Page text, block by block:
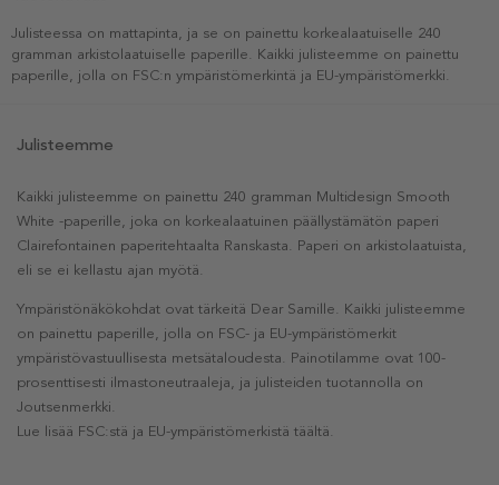
Julisteessa on mattapinta, ja se on painettu korkealaatuiselle 240
gramman arkistolaatuiselle paperille. Kaikki julisteemme on painettu
paperille, jolla on FSC:n ympäristömerkintä ja EU-ympäristömerkki.
Julisteemme
Kaikki julisteemme on painettu 240 gramman Multidesign Smooth
White -paperille, joka on korkealaatuinen päällystämätön paperi
Clairefontainen paperitehtaalta Ranskasta. Paperi on arkistolaatuista,
eli se ei kellastu ajan myötä.
Ympäristönäkökohdat ovat tärkeitä Dear Samille. Kaikki julisteemme
on painettu paperille, jolla on FSC- ja EU-ympäristömerkit
ympäristövastuullisesta metsätaloudesta. Painotilamme ovat 100-
prosenttisesti ilmastoneutraaleja, ja julisteiden tuotannolla on
Joutsenmerkki.
Lue lisää FSC:stä ja EU-ympäristömerkistä täältä.